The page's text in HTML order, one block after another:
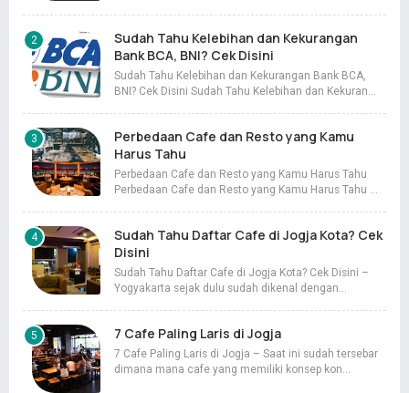
Sudah Tahu Kelebihan dan Kekurangan
Bank BCA, BNI? Cek Disini
Sudah Tahu Kelebihan dan Kekurangan Bank BCA,
BNI? Cek Disini Sudah Tahu Kelebihan dan Kekuran…
Perbedaan Cafe dan Resto yang Kamu
Harus Tahu
Perbedaan Cafe dan Resto yang Kamu Harus Tahu
Perbedaan Cafe dan Resto yang Kamu Harus Tahu …
Sudah Tahu Daftar Cafe di Jogja Kota? Cek
Disini
Sudah Tahu Daftar Cafe di Jogja Kota? Cek Disini –
Yogyakarta sejak dulu sudah dikenal dengan…
7 Cafe Paling Laris di Jogja
7 Cafe Paling Laris di Jogja – Saat ini sudah tersebar
dimana mana cafe yang memiliki konsep kon…